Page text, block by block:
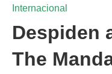
Internacional
Despiden
The